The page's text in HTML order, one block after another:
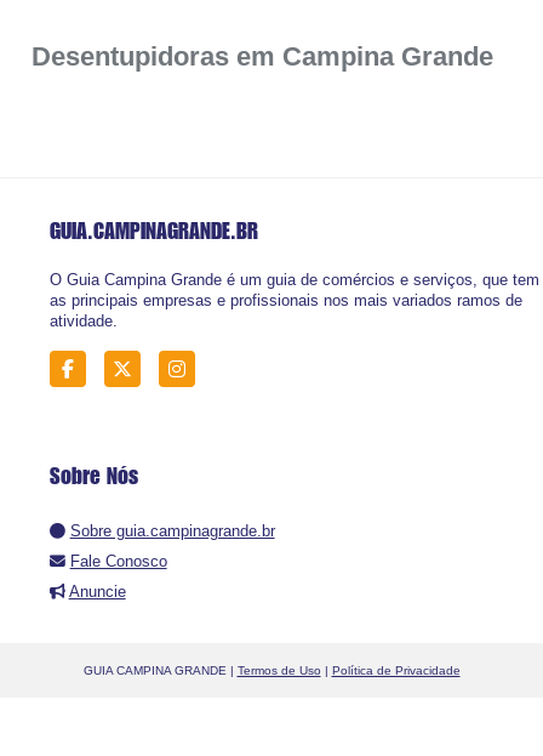
Desentupidoras em Campina Grande
GUIA.CAMPINAGRANDE.BR
O Guia Campina Grande é um guia de comércios e serviços, que tem
as principais empresas e profissionais nos mais variados ramos de
atividade.
Sobre Nós
Sobre guia.campinagrande.br
Fale Conosco
Anuncie
GUIA CAMPINA GRANDE | Termos de Uso | Política de Privacidade